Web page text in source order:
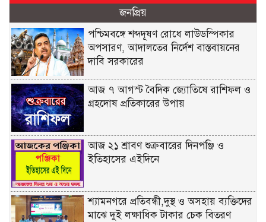
জনপ্রিয়
পশ্চিমবঙ্গে শব্দদূষণ রোধে লাউডস্পিকার
অপসারণ, আদালতের নির্দেশ বাস্তবায়নের
দাবি সরকারের
আজ ৭ আগস্ট বৈদিক জ্যোতিষে রাশিফল ও
গ্রহদোষ প্রতিকারের উপায়
আজ ২১ শ্রাবণ শুক্রবারের দিনপঞ্জি ও
ইতিহাসের এইদিনে
শ্যামনগরে প্রতিবন্ধী,দুস্থ ও অসহায় ব্যক্তিদের
মাঝে দুই লক্ষাধিক টাকার চেক বিতরণ